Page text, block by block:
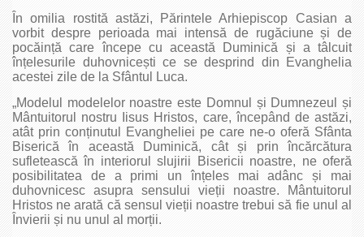
În omilia rostită astăzi, Părintele Arhiepiscop Casian a
vorbit despre perioada mai intensă de rugăciune și de
pocăință care începe cu această Duminică și a tâlcuit
înțelesurile duhovnicești ce se desprind din Evanghelia
acestei zile de la Sfântul Luca.
„Modelul modelelor noastre este Domnul și Dumnezeul și
Mântuitorul nostru Iisus Hristos, care, începând de astăzi,
atât prin conținutul Evangheliei pe care ne-o oferă Sfânta
Biserică în această Duminică, cât și prin încărcătura
sufletească în interiorul slujirii Bisericii noastre, ne oferă
posibilitatea de a primi un înțeles mai adânc și mai
duhovnicesc asupra sensului vieții noastre. Mântuitorul
Hristos ne arată că sensul vieții noastre trebui să fie unul al
Învierii și nu unul al morții.